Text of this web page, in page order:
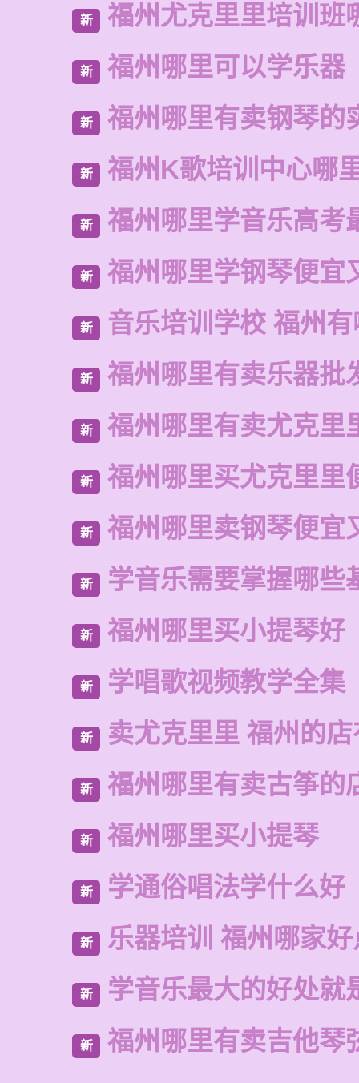
新 福州尤克里里培训班
新 福州哪里可以学乐器
新 福州哪里有卖钢琴的
新 福州K歌培训中心哪
新 福州哪里学音乐高考
新 福州哪里学钢琴便宜
新 音乐培训学校 福州
新 福州哪里有卖乐器批
新 福州哪里有卖尤克里
新 福州哪里买尤克里里
新 福州哪里卖钢琴便宜
新 学音乐需要掌握哪些
新 福州哪里买小提琴好
新 学唱歌视频教学全集
新 卖尤克里里 福州的
新 福州哪里有卖古筝的
新 福州哪里买小提琴
新 学通俗唱法学什么好
新 乐器培训 福州哪家
新 学音乐最大的好处就
新 福州哪里有卖吉他琴